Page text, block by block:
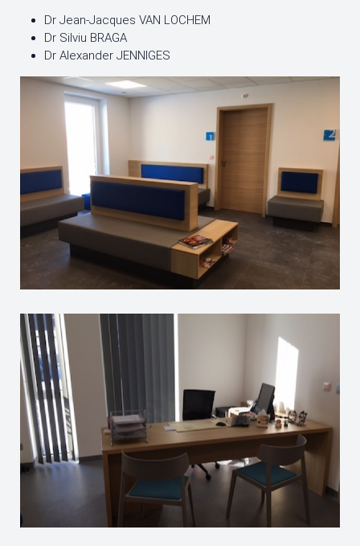
Dr Jean-Jacques VAN LOCHEM
Dr Silviu BRAGA
Dr Alexander JENNIGES